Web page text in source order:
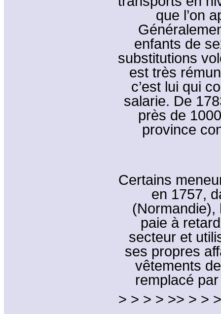
que l’on
enfants de
substitutions
est très
c’est lui qui
salarie. De
près de
province
Certains
en 1757,
(Normandie),
paie à
secteur et
ses propres
vêtements
remplacé
> > > > >> > >